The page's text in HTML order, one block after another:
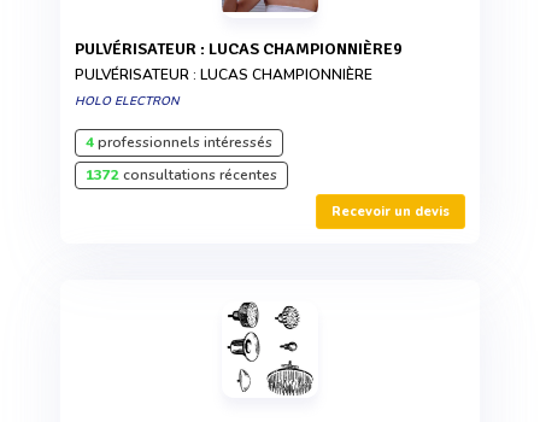
PULVÉRISATEUR : LUCAS CHAMPIONNIÈRE9
PULVÉRISATEUR : LUCAS CHAMPIONNIÈRE
HOLO ELECTRON
4professionnels intéressés
1372consultations récentes
Recevoir un devis